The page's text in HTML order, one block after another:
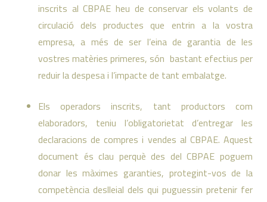
inscrits al CBPAE heu de conservar els volants de
circulació dels productes que entrin a la vostra
empresa, a més de ser l’eina de garantia de les
vostres matèries primeres, són bastant efectius per
reduir la despesa i l’impacte de tant embalatge.
Els operadors inscrits, tant productors com
elaboradors, teniu l’obligatorietat d’entregar les
declaracions de compres i vendes al CBPAE. Aquest
document és clau perquè des del CBPAE poguem
donar les màximes garanties, protegint-vos de la
competència deslleial dels qui puguessin pretenir fer